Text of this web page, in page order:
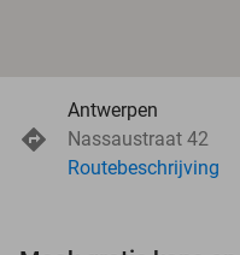
Antwerpen
Nassaustraat 42
Routebeschrijving